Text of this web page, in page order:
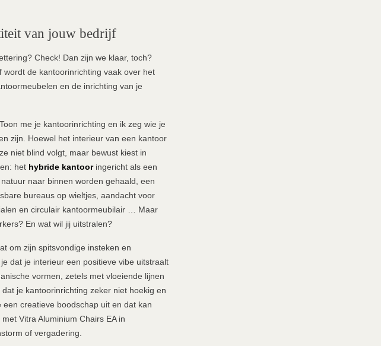
van jouw bedrijf
Check! Dan zijn we klaar, toch?
de kantoorinrichting vaak over het
en de inrichting van je
me je kantoorinrichting en ik zeg wie je
zijn. Hoewel het interieur van een kantoor
niet blind volgt, maar bewust kiest in
het hybride kantooringericht als een
naar binnen worden gehaald, een
bureaus op wieltjes, aandacht voor
en circulair kantoormeubilair … Maar
En wat wil jij uitstralen?
om zijn spitsvondige insteken en
dat je interieur een positieve vibe uitstraalt
vormen, zetels met vloeiende lijnen
je kantoorinrichting zeker niet hoekig en
creatieve boodschap uit en dat kan
Vitra Aluminium Chairs EA in
of vergadering.